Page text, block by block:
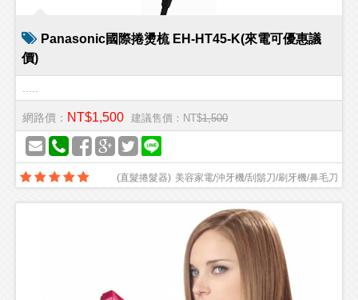
Panasonic國際捲燙梳 EH-HT45-K(來電可優惠議
價)
網路價： NT$1,500 建議售價：NT$1,500
美容家電/沖牙機/刮鬍刀/刷牙機/鼻毛刀
(直髮捲髮器)